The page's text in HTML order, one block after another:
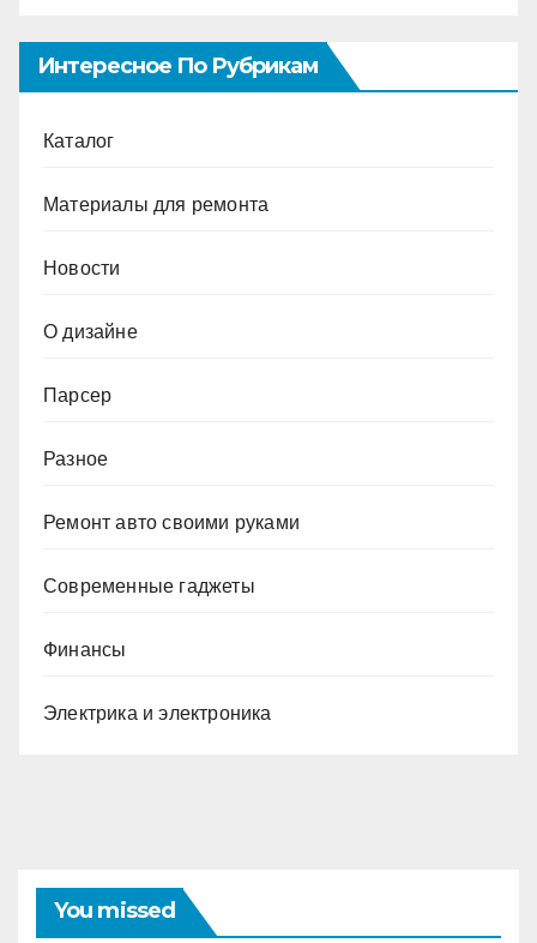
Интересное По Рубрикам
Каталог
Материалы для ремонта
Новости
О дизайне
Парсер
Разное
Ремонт авто своими руками
Современные гаджеты
Финансы
Электрика и электроника
You missed